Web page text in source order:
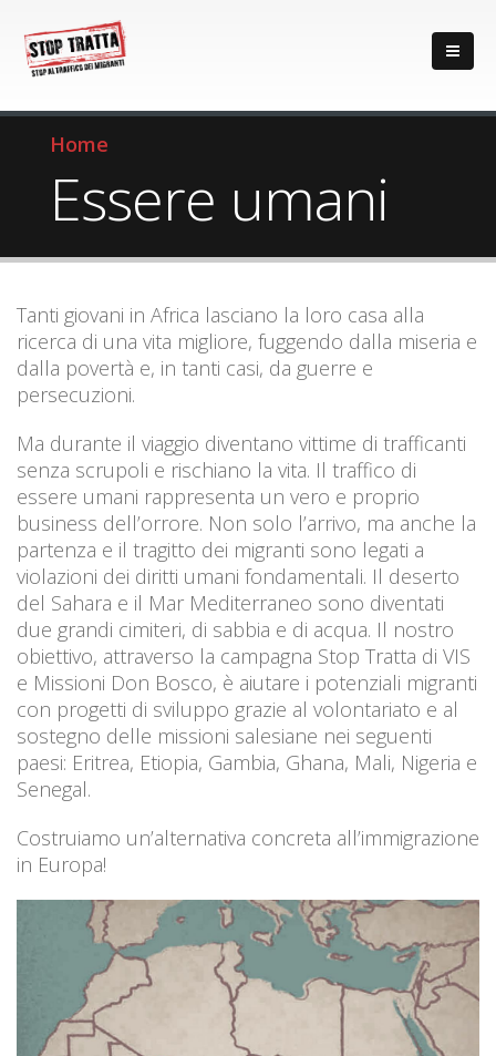
Home
Essere umani
Tanti giovani in Africa lasciano la loro casa alla
ricerca di una vita migliore, fuggendo dalla miseria e
dalla povertà e, in tanti casi, da guerre e
persecuzioni.
Ma durante il viaggio diventano vittime di trafficanti
senza scrupoli e rischiano la vita. Il traffico di
essere umani rappresenta un vero e proprio
business dell’orrore. Non solo l’arrivo, ma anche la
partenza e il tragitto dei migranti sono legati a
violazioni dei diritti umani fondamentali. Il deserto
del Sahara e il Mar Mediterraneo sono diventati
due grandi cimiteri, di sabbia e di acqua. Il nostro
obiettivo, attraverso la campagna Stop Tratta di VIS
e Missioni Don Bosco, è aiutare i potenziali migranti
con progetti di sviluppo grazie al volontariato e al
sostegno delle missioni salesiane nei seguenti
paesi: Eritrea, Etiopia, Gambia, Ghana, Mali, Nigeria e
Senegal.
Costruiamo un’alternativa concreta all’immigrazione
in Europa!